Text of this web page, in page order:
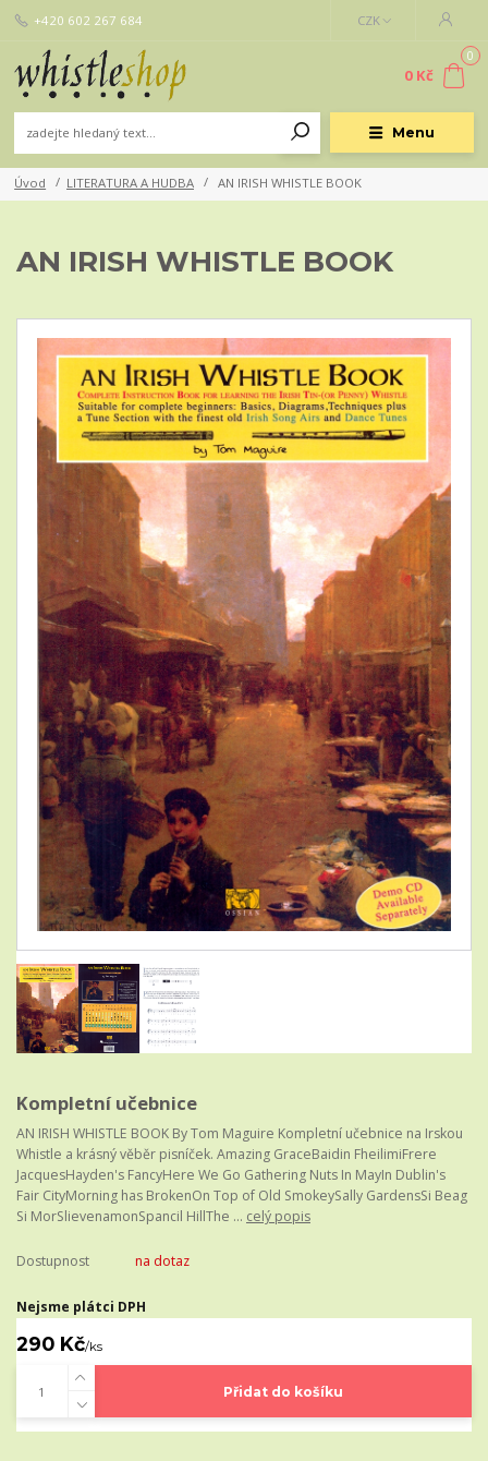
Menu
CZK
+420 602 267 684
0
0 Kč
Úvod LITERATURA A HUDBA AN IRISH WHISTLE BOOK
AN IRISH WHISTLE BOOK
Kompletní učebnice
AN IRISH WHISTLE BOOK By Tom Maguire Kompletní učebnice na Irskou
Whistle a krásný věběr pisníček. Amazing GraceBaidin FheilimiFrere
JacquesHayden's FancyHere We Go Gathering Nuts In MayIn Dublin's
Fair CityMorning has BrokenOn Top of Old SmokeySally GardensSi Beag
Si MorSlievenamonSpancil HillThe ... celý popis
Dostupnost na dotaz
Nejsme plátci DPH
290 Kč/ks
Přidat do košíku